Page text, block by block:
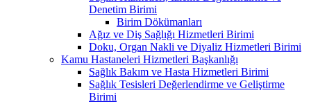
Denetim Birimi
Birim Dökümanları
Ağız ve Diş Sağlığı Hizmetleri Birimi
Doku, Organ Nakli ve Diyaliz Hizmetleri Birimi
Kamu Hastaneleri Hizmetleri Başkanlığı
Sağlık Bakım ve Hasta Hizmetleri Birimi
Sağlık Tesisleri Değerlendirme ve Geliştirme
Birimi